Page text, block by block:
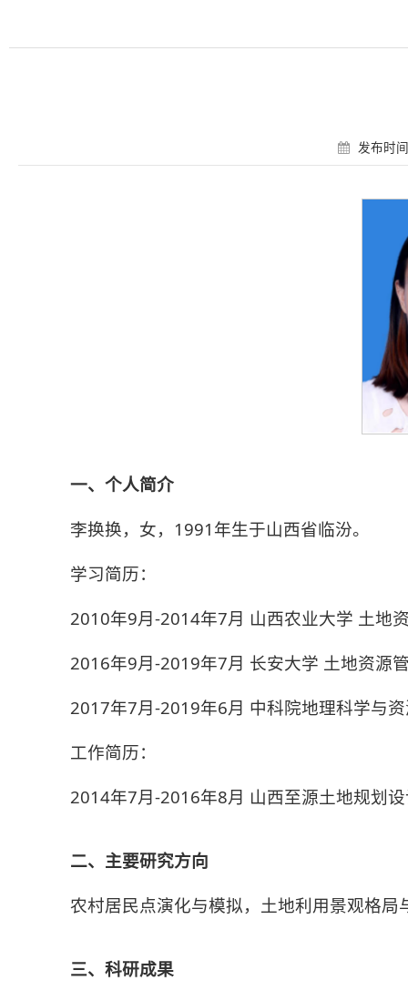
发布时
一、个人简介
李换换，女，1991年生于山西省临汾。
学习简历：
2010年9月-2014年7月 山西农业大学 土地
2016年9月-2019年7月 长安大学 土地资源
2017年7月-2019年6月 中科院地理科学与
工作简历：
2014年7月-2016年8月 山西至源土地规划
二、主要研究方向
农村居民点演化与模拟，土地利用景观格局
三、科研成果